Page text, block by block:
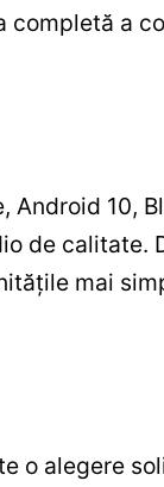
a
10,
de calitate.
mai
o alegere